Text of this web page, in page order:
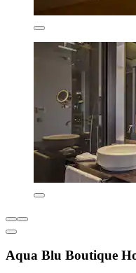
Aqua Blu Boutique